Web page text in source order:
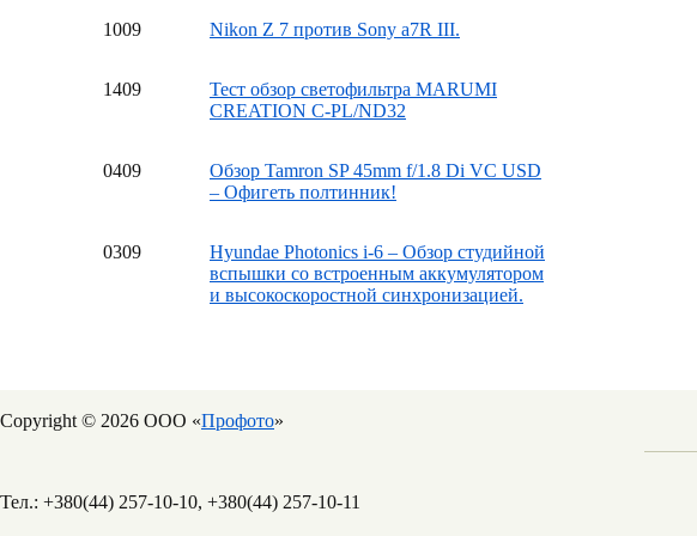
1009 Nikon Z 7 против Sony a7R III.
1409
Тест обзор светофильтра MARUMI
CREATION C-PL/ND32
0409
Обзор Tamron SP 45mm f/1.8 Di VC USD
– Офигеть полтинник!
0309
Hyundae Photonics i-6 – Обзор студийной
вспышки со встроенным аккумулятором
и высокоскоростной синхронизацией.
Copyright © 2026 ООО «Профото»
Тел.: +380(44) 257-10-10, +380(44) 257-10-11